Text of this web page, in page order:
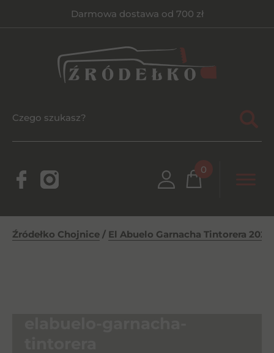
Darmowa dostawa od 700 zł
0
Źródełko Chojnice / El Abuelo Garnacha Tintorera 2023